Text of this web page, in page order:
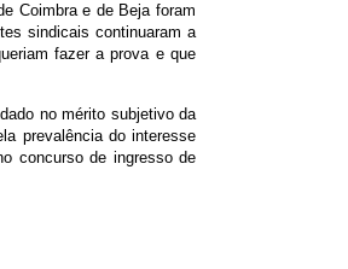
Coimbra e de Beja foram
sindicais continuaram a
fazer a prova e que
no mérito subjetivo da
prevalência do interesse
concurso de ingresso de